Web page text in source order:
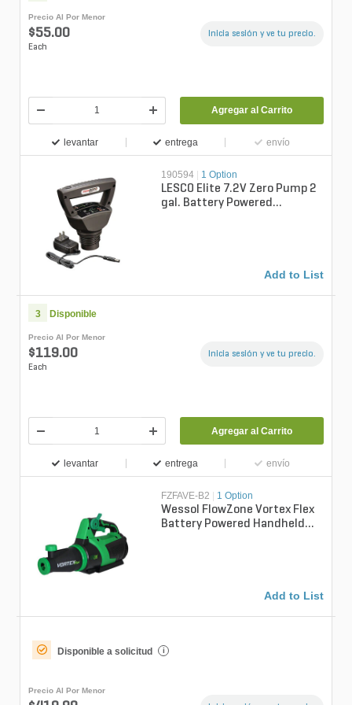
Precio Al Por Menor
$55.00
Each
Inicia sesión y ve tu precio.
Agregar al Carrito
levantar entrega envío
190594 1 Option
LESCO Elite 7.2V Zero Pump 2
gal. Battery Powered
Add to List
3 Disponible
Precio Al Por Menor
$119.00
Each
Inicia sesión y ve tu precio.
Agregar al Carrito
levantar entrega envío
FZFAVE-B2 1 Option
Wessol FlowZone Vortex Flex
Battery Powered Handheld
Add to List
Disponible a solicitud i
Precio Al Por Menor